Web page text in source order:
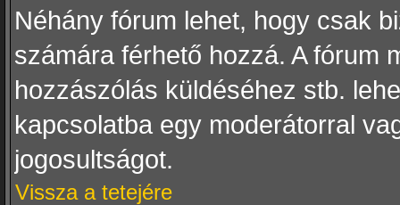
Néhány fórum lehet, hogy csak
számára férhető hozzá. A fórum
hozzászólás küldéséhez stb.
kapcsolatba egy moderátorral
jogosultságot.
Vissza a tetejére